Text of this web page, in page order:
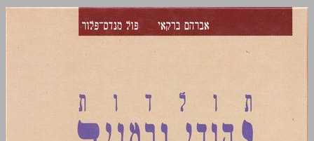
תולדות יהודי גרמניה בעת החדשה ... 0